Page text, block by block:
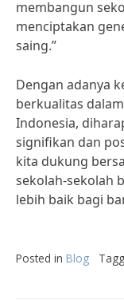
membangun
menciptakan
saing.”
Dengan adanya
berkualitas
Indonesia,
signifikan dan
kita dukung
sekolah-sekolah
lebih baik bagi
Posted in Blog